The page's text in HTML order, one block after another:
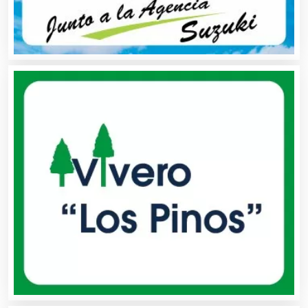
Audio, Sonido e Iluminación
Audios para Eventos
Automatización
Automóviles Nuevos y Usados